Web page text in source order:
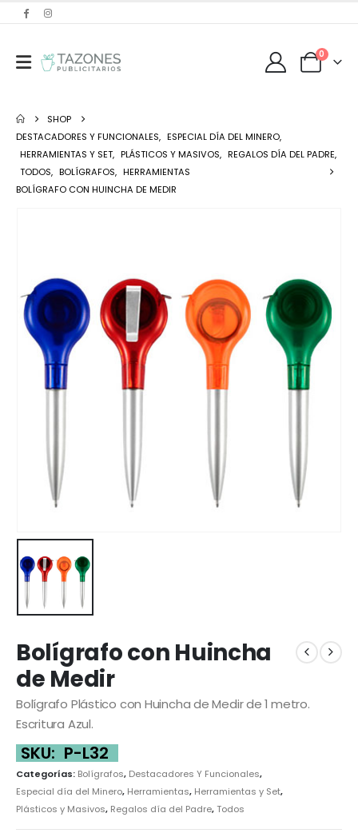
0
SHOP
DESTACADORES Y FUNCIONALES, ESPECIAL DÍA DEL MINERO,
HERRAMIENTAS Y SET, PLÁSTICOS Y MASIVOS, REGALOS DÍA DEL PADRE,
TODOS, BOLÍGRAFOS, HERRAMIENTAS
BOLÍGRAFO CON HUINCHA DE MEDIR
Bolígrafo con Huincha
de Medir
Bolígrafo Plástico con Huincha de Medir de 1 metro.
Escritura Azul.
SKU: P-L32
Categorías: Bolígrafos, Destacadores Y Funcionales,
Especial día del Minero, Herramientas, Herramientas y Set,
Plásticos y Masivos, Regalos día del Padre,Todos